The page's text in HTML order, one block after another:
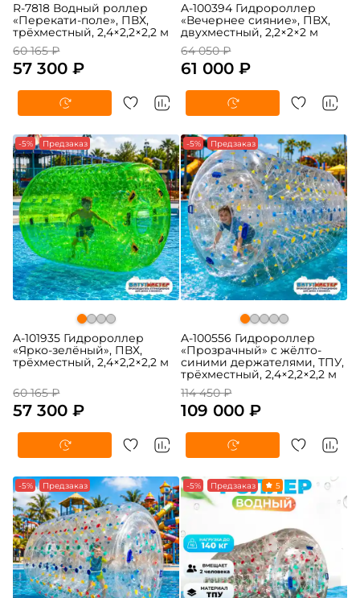
R-7818 Водный роллер
«Перекати-поле», ПВХ,
трёхместный, 2,4×2,2×2,2 м
60 165 ₽
57 300 ₽
A-100394 Гидророллер
«Вечернее сияние», ПВХ,
двухместный, 2,2×2×2 м
64 050 ₽
61 000 ₽
-5% Предзаказ
A-101935 Гидророллер
«Ярко-зелёный», ПВХ,
трёхместный, 2,4×2,2×2,2 м
60 165 ₽
57 300 ₽
-5% Предзаказ
A-100556 Гидророллер
«Прозрачный» с жёлто-
синими держателями, ТПУ,
трёхместный, 2,4×2,2×2,2 м
114 450 ₽
109 000 ₽
-5% Предзаказ -5% Предзаказ 5